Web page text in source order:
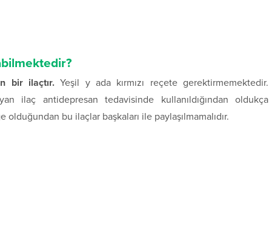
bir ilaçtır. Yeşil y ada kırmızı reçete gerektirmemektedir.
ilaç antidepresan tedavisinde kullanıldığından oldukça
bu ilaçlar başkaları ile paylaşılmamalıdır.